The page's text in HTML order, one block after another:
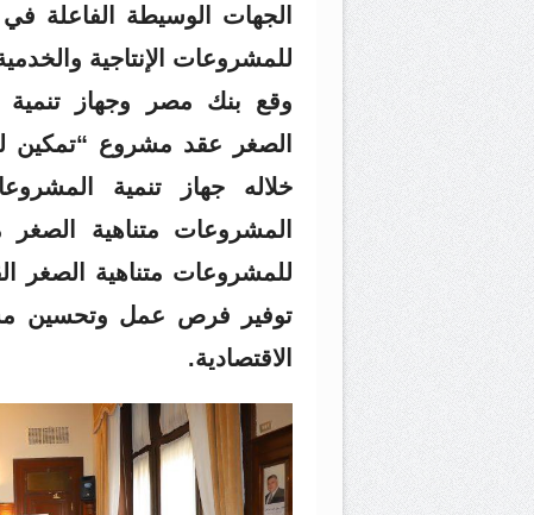
الجهات الوسيطة الفاعلة
للمشروعات الإنتاجية
وقع بنك مصر وجهاز تنمية
المشروعات متناهية
للمشروعات متناهية الصغر
توفير فرص عمل وتحسين
الاقتصادية.